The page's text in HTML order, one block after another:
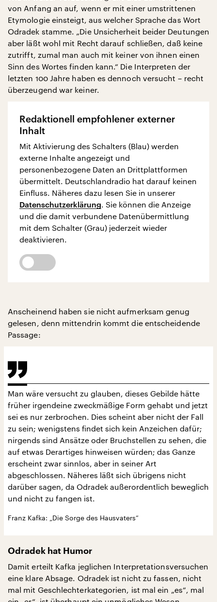
von Anfang an auf, wenn er mit einer umstrittenen
Etymologie einsteigt, aus welcher Sprache das Wort
Odradek stamme. „Die Unsicherheit beider Deutungen
aber läßt wohl mit Recht darauf schließen, daß keine
zutrifft, zumal man auch mit keiner von ihnen einen
Sinn des Wortes finden kann.“ Die Interpreten der
letzten 100 Jahre haben es dennoch versucht – recht
überzeugend war keiner.
Redaktionell empfohlener externer
Inhalt
Mit Aktivierung des Schalters (Blau) werden
externe Inhalte angezeigt und
personenbezogene Daten an Drittplattformen
übermittelt. Deutschlandradio hat darauf keinen
Einfluss. Näheres dazu lesen Sie in unserer
Datenschutzerklärung . Sie können die Anzeige
und die damit verbundene Datenübermittlung
mit dem Schalter (Grau) jederzeit wieder
deaktivieren.
Anscheinend haben sie nicht aufmerksam genug
gelesen, denn mittendrin kommt die entscheidende
Passage:
Man wäre versucht zu glauben, dieses Gebilde hätte
früher irgendeine zweckmäßige Form gehabt und jetzt
sei es nur zerbrochen. Dies scheint aber nicht der Fall
zu sein; wenigstens findet sich kein Anzeichen dafür;
nirgends sind Ansätze oder Bruchstellen zu sehen, die
auf etwas Derartiges hinweisen würden; das Ganze
erscheint zwar sinnlos, aber in seiner Art
abgeschlossen. Näheres läßt sich übrigens nicht
darüber sagen, da Odradek außerordentlich beweglich
und nicht zu fangen ist.
Franz Kafka: „Die Sorge des Hausvaters“
Odradek hat Humor
Damit erteilt Kafka jeglichen Interpretationsversuchen
eine klare Absage. Odradek ist nicht zu fassen, nicht
mal mit Geschlechterkategorien, ist mal ein „es“, mal